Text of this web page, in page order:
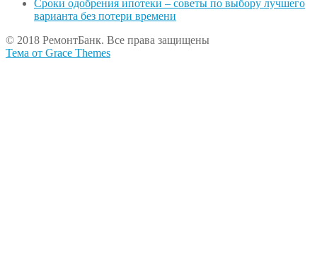
Сроки одобрения ипотеки – советы по выбору лучшего
варианта без потери времени
© 2018 РемонтБанк. Все права защищены
Тема от Grace Themes